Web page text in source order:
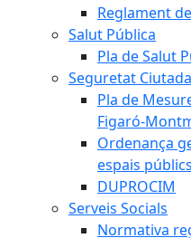
Reglament
Salut Pública
Pla de Salut
Seguretat
Pla de
Figaró-
Ordenança
espais
DUPROCIM
Serveis Socials
Normativa